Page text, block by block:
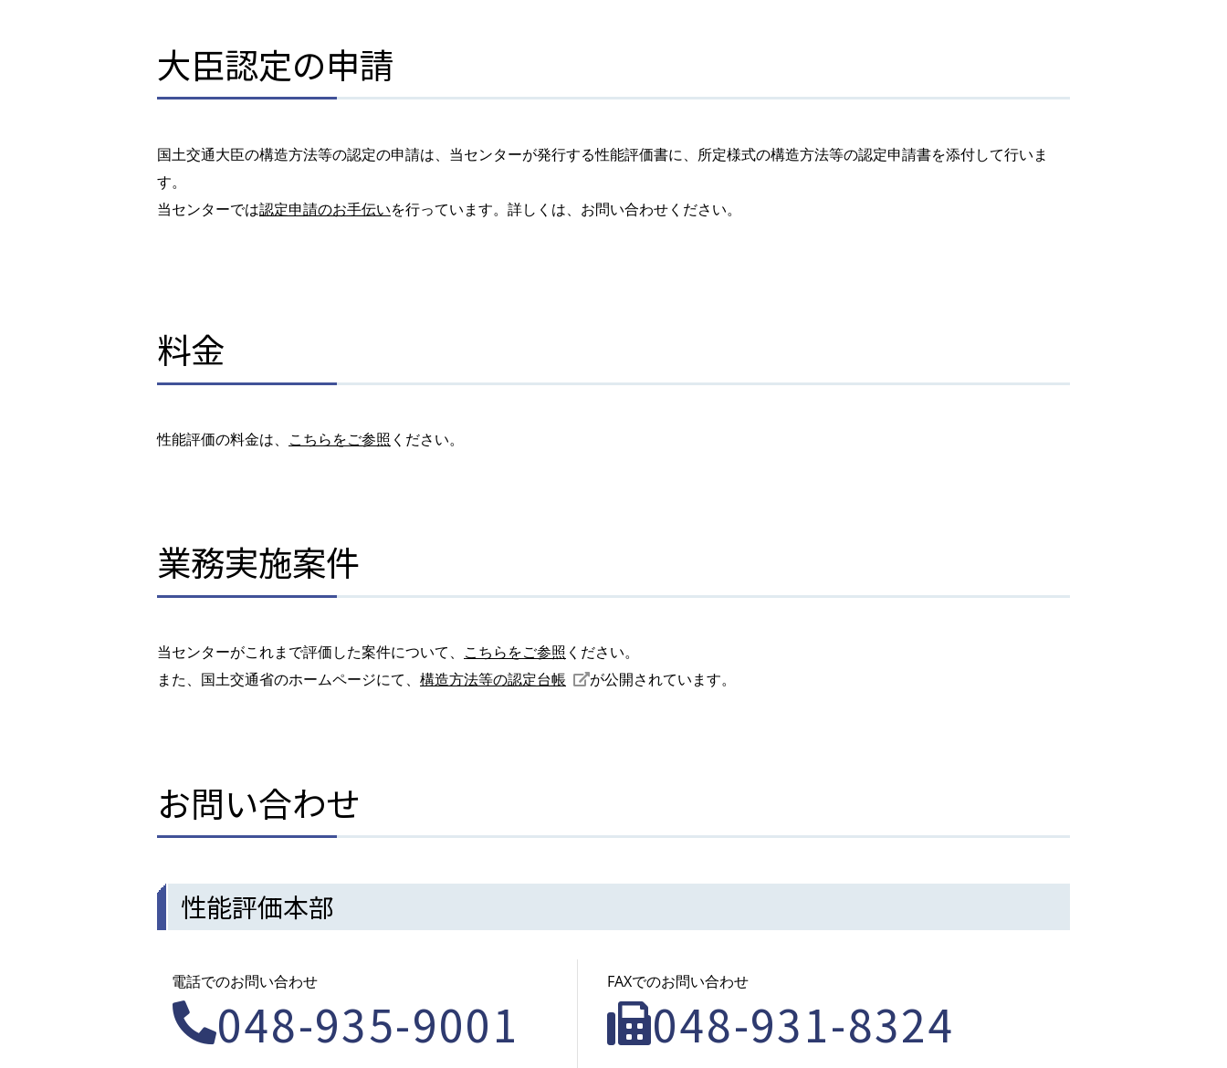
大臣認定の申請
国土交通大臣の構造方法等の認定の申請は、当センターが発行する性能評価書に、所定様式の構造方法等の認定申請書を添付して行いま
す。
当センターでは認定申請のお手伝いを行っています。詳しくは、お問い合わせください。
料金
性能評価の料金は、 こちらをご参照 ください。
業務実施案件
当センターがこれまで評価した案件について、 こちらをご参照 ください。
また、国土交通省のホームページにて、 構造方法等の認定台帳 が公開されています。
お問い合わせ
性能評価本部
電話でのお問い合わせ
048-935-9001
FAXでのお問い合わせ
048-931-8324